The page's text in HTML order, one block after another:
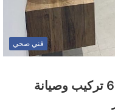
فني صحي
فني صحي كيفان | 60396004 تركيب وصيانة